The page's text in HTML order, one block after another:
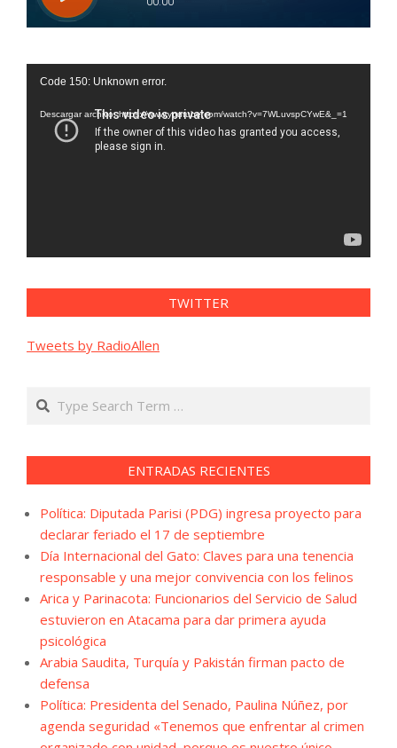
Reproductor
vídeo
Code 150: Unknown error.
Descargar archivo: https://www.youtube.com/watch?v=7WLuvspCYwE&_=1
TWITTER
Tweets by RadioAllen
Search
ENTRADAS RECIENTES
Política: Diputada Parisi (PDG) ingresa proyecto para
declarar feriado el 17 de septiembre
Día Internacional del Gato: Claves para una tenencia
responsable y una mejor convivencia con los felinos
Arica y Parinacota: Funcionarios del Servicio de Salud
estuvieron en Atacama para dar primera ayuda
psicológica
Arabia Saudita, Turquía y Pakistán firman pacto de
defensa
Política: Presidenta del Senado, Paulina Núñez, por
agenda seguridad «Tenemos que enfrentar al crimen